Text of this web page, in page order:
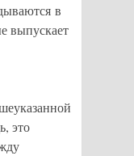
в
выпускает
это